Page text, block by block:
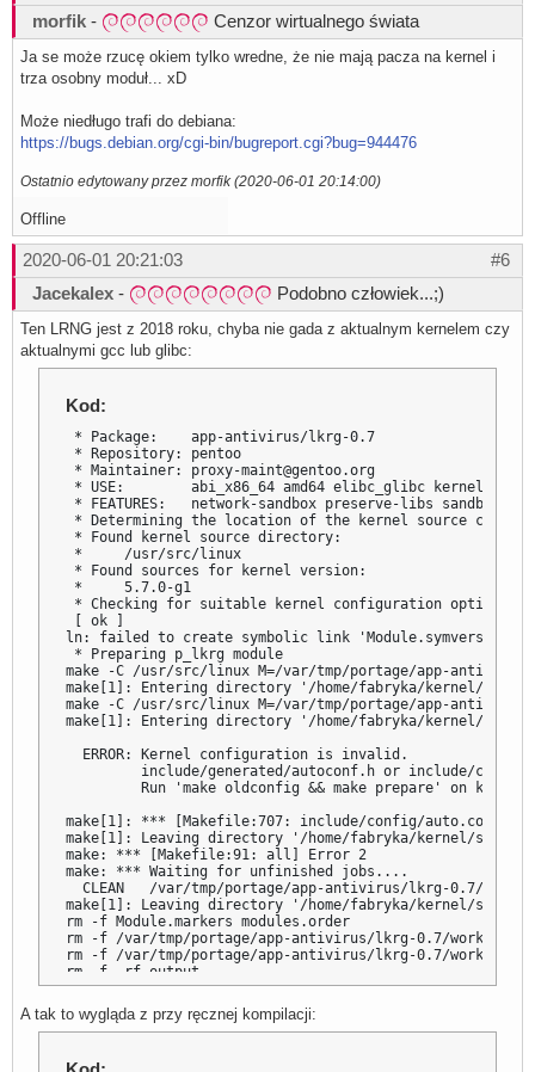
morfik - Cenzor wirtualnego świata
Ja se może rzucę okiem tylko wredne, że nie mają pacza na kernel i
trza osobny moduł... xD
Może niedługo trafi do debiana:
https://bugs.debian.org/cgi-bin/bugreport.cgi?bug=944476
Ostatnio edytowany przez morfik (2020-06-01 20:14:00)
Offline
#6
2020-06-01 20:21:03
Jacekalex - Podobno człowiek...;)
Ten LRNG jest z 2018 roku, chyba nie gada z aktualnym kernelem czy
aktualnymi gcc lub glibc:
Kod:
* Package:    app-antivirus/lkrg-0.7
* Repository: pentoo
* Maintainer: proxy-maint@gentoo.org
* USE:        abi_x86_64 amd64 elibc_glibc kernel_linux
* FEATURES:   network-sandbox preserve-libs sandbox
* Determining the location of the kernel source code
* Found kernel source directory:
*     /usr/src/linux
* Found sources for kernel version:
*     5.7.0-g1
* Checking for suitable kernel configuration options...
[ ok ]
ln: failed to create symbolic link 'Module.symvers':
* Preparing p_lkrg module
make -C /usr/src/linux M=/var/tmp/portage/app-
make[1]: Entering directory '/home/fabryka/kernel/
make -C /usr/src/linux M=/var/tmp/portage/app-
make[1]: Entering directory '/home/fabryka/kernel/
  ERROR: Kernel configuration is invalid.
include/generated/autoconf.h or include/
Run 'make oldconfig && make prepare' on kernel
make[1]: *** [Makefile:707: include/config/auto.conf]
make[1]: Leaving directory '/home/fabryka/kernel/
make: *** [Makefile:91: all] Error 2
make: *** Waiting for unfinished jobs....
CLEAN   /var/tmp/portage/app-antivirus/lkrg-0.7/work/
make[1]: Leaving directory '/home/fabryka/kernel/
rm -f Module.markers modules.order
rm -f /var/tmp/portage/app-antivirus/lkrg-0.7/work/lkrg-
rm -f /var/tmp/portage/app-antivirus/lkrg-0.7/work/lkrg-
rm -f -rf output
* ERROR: app-antivirus/lkrg-0.7::pentoo failed
*   emake failed
*
A tak to wygląda z przy ręcznej kompilacji: